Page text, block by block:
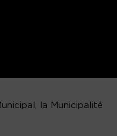
la Municipalité